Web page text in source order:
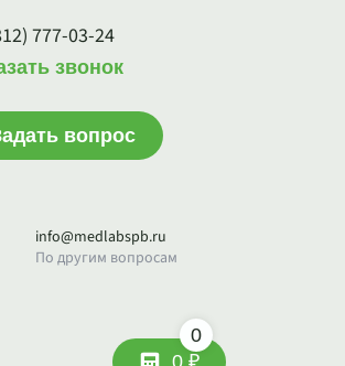
0 ₽
0
777-03-24
звонок
вопрос
info@medlabspb.ru
По другим вопросам